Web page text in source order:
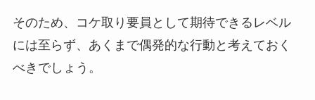
そのため、コケ取り要員として期待できるレベル
には至らず、あくまで偶発的な行動と考えておく
べきでしょう。